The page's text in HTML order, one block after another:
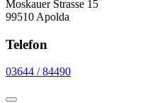
Moskauer Strasse 15
99510 Apolda
Telefon
03644 / 84490